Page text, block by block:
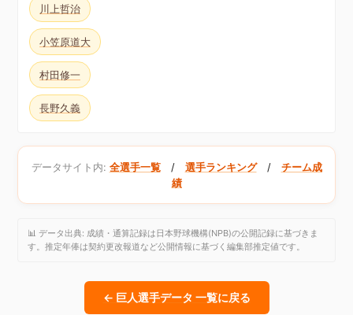
川上哲治
小笠原道大
村田修一
長野久義
データサイト内: 全選手一覧/ 選手ランキング/ チーム成
績
📊 データ出典: 成績・通算記録は日本野球機構(NPB)の公開記録に基づきま
す。推定年俸は契約更改報道など公開情報に基づく編集部推定値です。
← 巨人選手データ 一覧に戻る